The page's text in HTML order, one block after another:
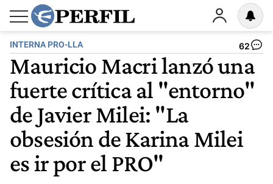
INTERNA PRO-LLA 62
Mauricio Macri lanzó una
fuerte crítica al "entorno"
de Javier Milei: "La
obsesión de Karina Milei
es ir por el PRO"